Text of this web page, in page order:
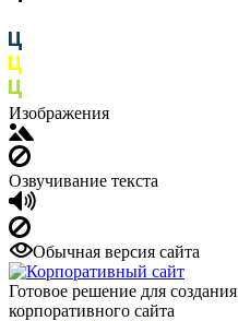
Изображения
Озвучивание текста
Обычная версия сайта
Готовое решение для создания
корпоративного сайта